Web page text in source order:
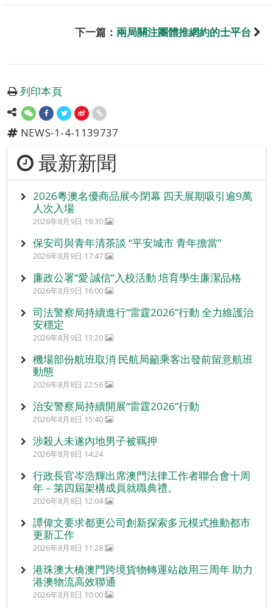
下一篇： 兩局關注團體推網約的士平台
列印本頁
NEWS-1-4-1139737
最新新聞
2026粵澳名優商品展今閉幕 四天展期吸引逾9萬
人次入場
2026年8月9日 19:30
保安司與青年清茶談 “平安城市 青年擔當”
2026年8月9日 17:47
廉政公署“愛‧誠信”入校活動 培育學生廉潔品格
2026年8月9日 16:00
司法警察局持續進行“雷霆2026”行動 全力維護治
安穩定
2026年8月9日 13:20
機場部份航班取消 民航局籲乘客出發前留意航班
動態
2026年8月8日 22:56
治安警察局持續開展“雷霆2026”行動
2026年8月8日 15:40
涉殺人未遂內地男子被羈押
2026年8月8日 14:24
行政長官岑浩輝出席澳門法律工作者聯合會十周
年 – 第四屆架構成員就職典禮。
2026年8月8日 12:04
譚偉文要求都更公司創新探索多元模式推動都市
更新工作
2026年8月8日 11:28
港珠澳大橋澳門跨境貨物轉運站啟用三周年 助力
港澳物流高效聯通
2026年8月8日 10:00